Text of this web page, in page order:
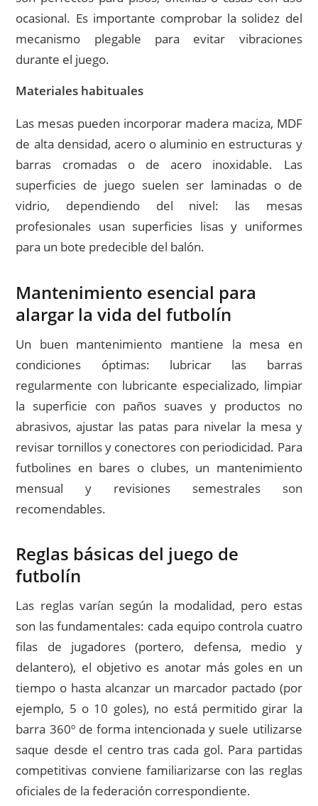
ocasional. Es importante comprobar la solidez del
mecanismo plegable para evitar vibraciones
durante el juego.
Materiales habituales
Las mesas pueden incorporar madera maciza, MDF
de alta densidad, acero o aluminio en estructuras y
barras cromadas o de acero inoxidable. Las
superficies de juego suelen ser laminadas o de
vidrio, dependiendo del nivel: las mesas
profesionales usan superficies lisas y uniformes
para un bote predecible del balón.
Mantenimiento esencial para
alargar la vida del futbolín
Un buen mantenimiento mantiene la mesa en
condiciones óptimas: lubricar las barras
regularmente con lubricante especializado, limpiar
la superficie con paños suaves y productos no
abrasivos, ajustar las patas para nivelar la mesa y
revisar tornillos y conectores con periodicidad. Para
futbolines en bares o clubes, un mantenimiento
mensual y revisiones semestrales son
recomendables.
Reglas básicas del juego de
futbolín
Las reglas varían según la modalidad, pero estas
son las fundamentales: cada equipo controla cuatro
filas de jugadores (portero, defensa, medio y
delantero), el objetivo es anotar más goles en un
tiempo o hasta alcanzar un marcador pactado (por
ejemplo, 5 o 10 goles), no está permitido girar la
barra 360º de forma intencionada y suele utilizarse
saque desde el centro tras cada gol. Para partidas
competitivas conviene familiarizarse con las reglas
oficiales de la federación correspondiente.